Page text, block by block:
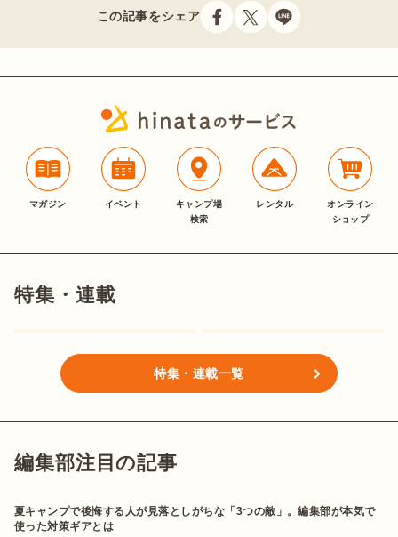
この記事をシェア
マガジン イベント
キャンプ場
検索
レンタル
オンライン
ショップ
特集・連載
特集・連載一覧
編集部注目の記事
夏キャンプで後悔する人が見落としがちな「3つの敵」。編集部が本気で
使った対策ギアとは